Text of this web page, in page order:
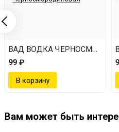
ВАД ВОДКА
99 ₽
Вам может быть